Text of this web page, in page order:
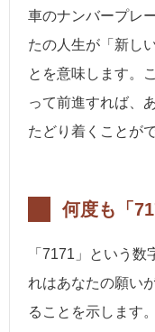
車のナンバープレ
たの人生が「新し
とを意味します。
って前進すれば、
たどり着くことが
何度も「
「7171」という
れはあなたの願い
ることを示します